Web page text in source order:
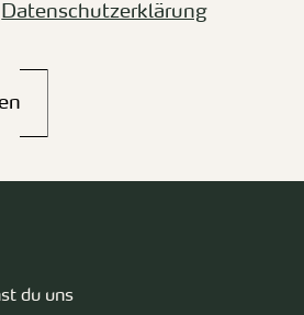
Datenschutzerklärung
du uns